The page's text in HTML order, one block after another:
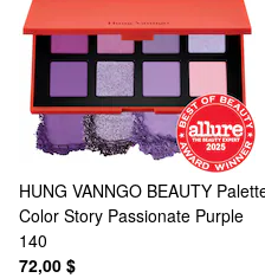
HUNG VANNGO BEAUTY
Color Story Passionate Purple
140
72,00 $